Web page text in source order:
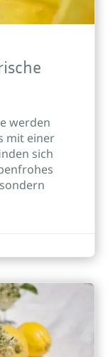
werden
mit einer
sich